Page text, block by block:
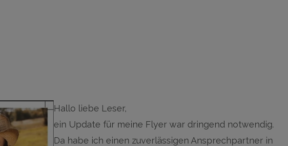
Hallo liebe Leser,
ein Update für meine Flyer war dringend notwendig.
Da habe ich einen zuverlässigen Ansprechpartner in